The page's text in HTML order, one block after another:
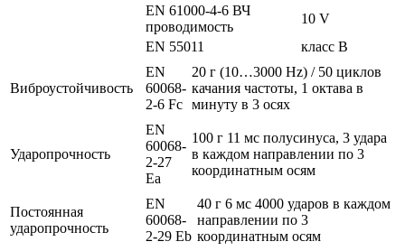
EN 61000-4-6 ВЧ
проводимость
10 V
EN 55011
класс B
Виброустойчивость
EN
60068-
2-6 Fc
20 г (10…3000 Hz) / 50 циклов
качания частоты, 1 октава в
минуту в 3 осях
Ударопрочность
EN
60068-
2-27
Ea
100 г 11 мс полусинуса, 3 удара
в каждом направлении по 3
координатным осям
Постоянная
ударопрочность
EN
60068-
2-29 Eb
40 г 6 мс 4000 ударов в каждом
направлении по 3
координатным осям